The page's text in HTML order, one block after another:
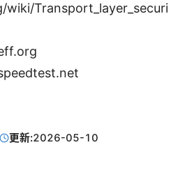
wiki/Transport_layer_securi
更新:2026-05-10